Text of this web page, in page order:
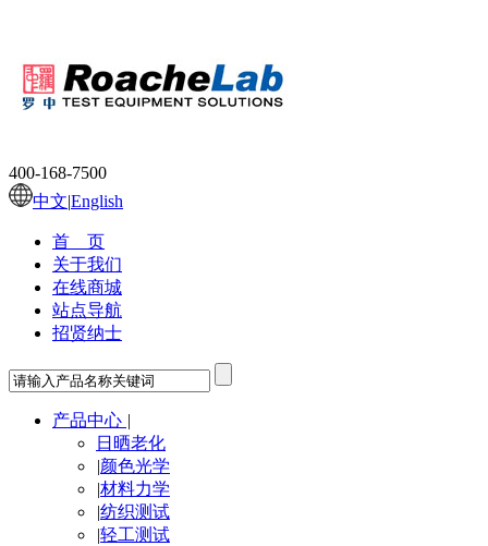
400-168-7500
中文|English
首 页
关于我们
在线商城
站点导航
招贤纳士
产品中心 |
日晒老化
|颜色光学
|材料力学
|纺织测试
|轻工测试